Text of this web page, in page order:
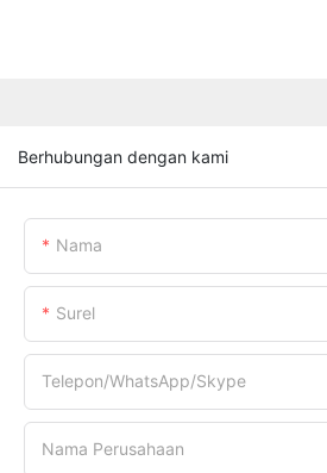
Berhubungan dengan kami
Nama
Surel
Telepon/WhatsApp/Skype
Nama Perusahaan